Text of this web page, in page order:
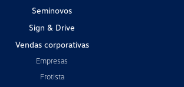
Seminovos
Sign & Drive
Vendas corporativas
Empresas
Frotista